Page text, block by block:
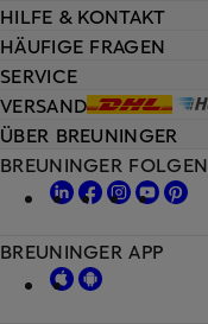
HILFE & KONTAKT
HÄUFIGE FRAGEN
SERVICE
VERSAND
ÜBER BREUNINGER
BREUNINGER FOLGEN
BREUNINGER APP